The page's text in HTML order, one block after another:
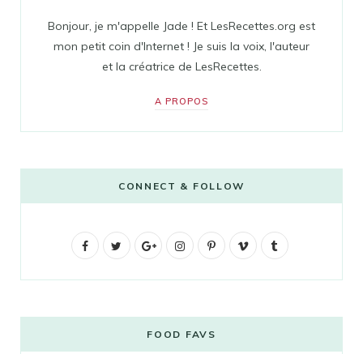
Bonjour, je m'appelle Jade ! Et LesRecettes.org est
mon petit coin d'Internet ! Je suis la voix, l'auteur
et la créatrice de LesRecettes.
A PROPOS
CONNECT & FOLLOW
F
G
g
I
t
P
V
FOOD FAVS